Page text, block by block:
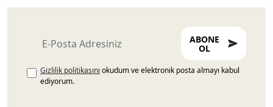
ABONE
OL
Gizlilik politikasını okudum ve elektronik posta almayı kabul
ediyorum.